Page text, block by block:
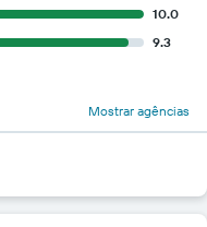
10.0
9.3
Mostrar agências